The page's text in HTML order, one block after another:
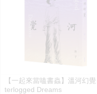
【一起來當嗑書蟲】溫河幻
terlogged Dreams